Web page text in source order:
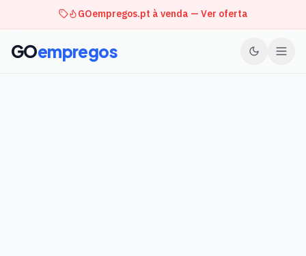
GOempregos.pt à venda — Ver oferta
GOempregos